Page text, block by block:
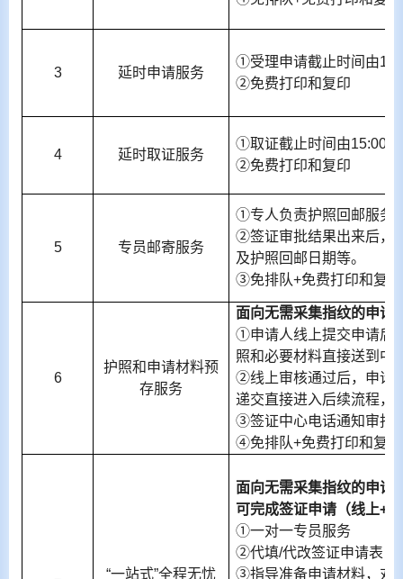
3 延时申请服务
①受理申请截止时间由
②免费打印和复印
4 延时取证服务
①取证截止时间由15:00
②免费打印和复印
5 专员邮寄服务
①专人负责护照回邮服务
②签证审批结果出来后，
及护照回邮日期等。
③免排队+免费打印和复印
6
护照和申请材料预
存服务
面向无需采集指纹的申请
①申请人线上提交申请后
照和必要材料直接送到中
②线上审核通过后，申请
递交直接进入后续流程，
③签证中心电话通知审批
④免排队+免费打印和复印
“一站式”全程无忧
面向无需采集指纹的申请
可完成签证申请（线上+
①一对一专员服务
②代填/代改签证申请表，
③指导准备申请材料，对